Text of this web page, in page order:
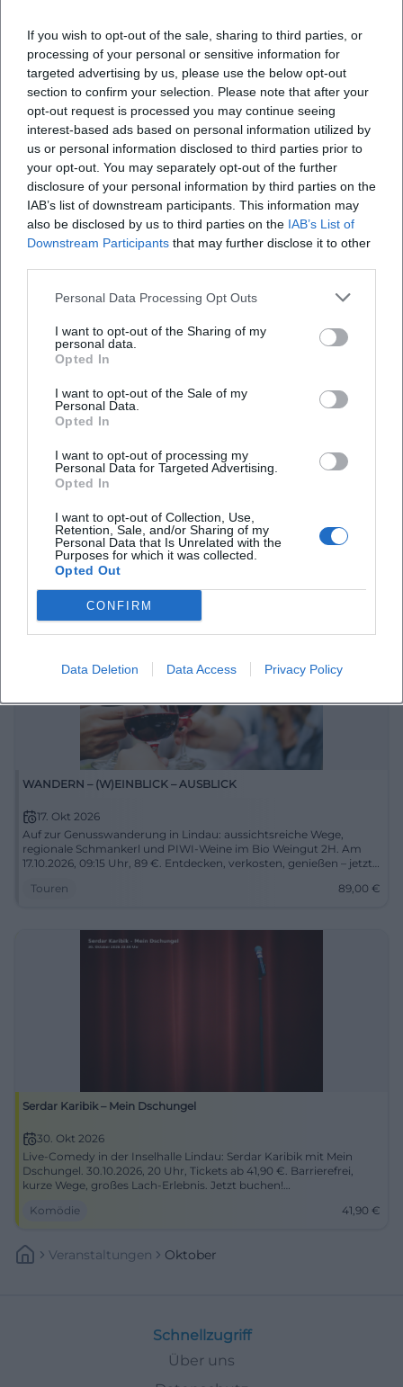
If you wish to opt-out of the sale, sharing to third parties, or
processing of your personal or sensitive information for
targeted advertising by us, please use the below opt-out
section to confirm your selection. Please note that after your
opt-out request is processed you may continue seeing
interest-based ads based on personal information utilized by
us or personal information disclosed to third parties prior to
your opt-out. You may separately opt-out of the further
disclosure of your personal information by third parties on the
IAB’s list of downstream participants. This information may
also be disclosed by us to third parties on the IAB’s List of
Downstream Participants that may further disclose it to other
Personal Data Processing Opt Outs
I want to opt-out of the Sharing of my
personal data.
Opted In
I want to opt-out of the Sale of my
Personal Data.
Opted In
I want to opt-out of processing my
Personal Data for Targeted Advertising.
Opted In
I want to opt-out of Collection, Use,
Retention, Sale, and/or Sharing of my
Personal Data that Is Unrelated with the
Purposes for which it was collected.
Opted Out
CONFIRM
Data Deletion Data Access Privacy Policy
Sparkasse 3-Länder-Marathon am Bodensee
11. Okt 2026
Grenzenlos laufen am Bodensee: flache 42,195 km, Seebühne,
Rheindamm und Stadionjubel. Start 11.10.2026, 09:45 Uhr.
Gestaffelte Startgebühren, starke Infrastruktur. Jetzt registrieren!
Sport
Weinprobe mit Weinbergsführung und rustikaler Brotzeit
13. Okt 2026
Zwischen Reben, See und Alpen: Weinprobe mit Führung im
Weingut Haug in Lindau. Sechs Weine plus rustikale Brotzeit. Am
13.10.2026, 17:00 Uhr, 48 €. Entspannt genießen, jetzt buchen.
#Bodenseewein
Touren
WANDERN – (W)EINBLICK – AUSBLICK
17. Okt 2026
Auf zur Genusswanderung in Lindau: aussichtsreiche Wege,
regionale Schmankerl und PIWI-Weine im Bio Weingut 2H. Am
17.10.2026, 09:15 Uhr, 89 €. Entdecken, verkosten, genießen – jetzt
Touren
89,00 €
Serdar Karibik – Mein Dschungel
30. Okt 2026
Live-Comedy in der Inselhalle Lindau: Serdar Karibik mit Mein
Dschungel. 30.10.2026, 20 Uhr, Tickets ab 41,90 €. Barrierefrei,
kurze Wege, großes Lach-Erlebnis. Jetzt buchen!
Komödie
41,90 €
Veranstaltungen Oktober
Schnellzugriff
Über uns